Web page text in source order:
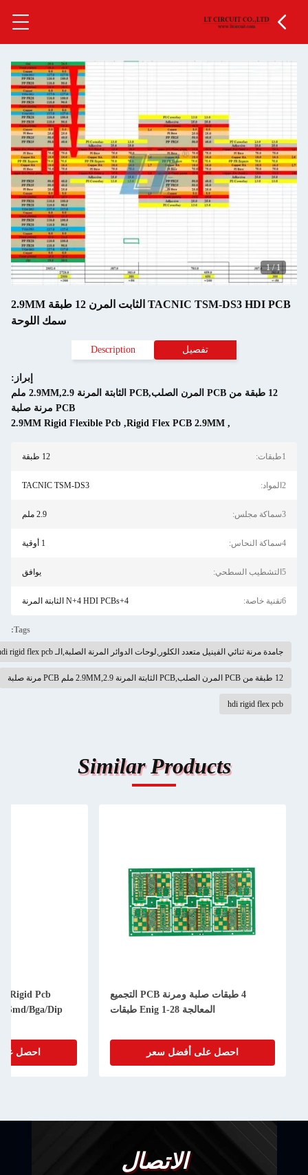
1
/
1
TACNIC TSM-DS3 HDI PCB الثابت المرن 12 طبقة 2.9MM
سمك اللوحة
تفصيل Description
إبراز:
12 طبقة من PCB المرن الصلب,PCB الثابتة المرنة 2.9MM,2.9 ملم
PCB مرنة صلبة
Rigid Flex PCB 2.9MM
,
2.9MM Rigid Flexible Pcb
TACNIC TSM-DS3
يوافق
Tags:
جامدة مرنة ثنائي الفينيل متعدد الكلور,لوحات الدوائر المرنة الصلبة,الـ hdi rigid flex pcb
hdi rigid flex pcb
Similar Products
4 طبقات صلبة ومرنة PCB التجميع
المعالجة Enig 1-28 طبقات
احصل على أفضل سعر
Rigid Pcb
Smd/Bga/Dip
احصل على
الاتصال